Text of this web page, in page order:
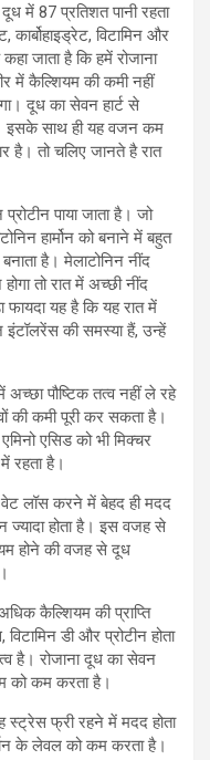
में 87 प्रतिशत पानी रहता
विटामिन और
जाता है कि हमें रोजाना
में कैल्शियम की कमी नहीं
दूध का सेवन हार्ट से
इसके साथ ही यह वजन कम
तो चलिए जानते है रात
पाया जाता है। जो
हार्मोन को बनाने में बहुत
है। मेलाटोनिन नींद
होगा तो रात में अच्छी नींद
यह है कि यह रात में
इंटॉलरेंस की समस्या हैं, उन्हें
पौष्टिक तत्व नहीं ले रहे
की कमी पूरी कर सकता है।
एसिड को भी मिक्चर
रहता है।
लॉस करने में बेहद ही मदद
ज्यादा होता है। इस वजह से
होने की वजह से दूध
कैल्शियम की प्राप्ति
डी और प्रोटीन होता
है। रोजाना दूध का सेवन
को कम करता है।
स्ट्रेस फ्री रहने में मदद होता
के लेवल को कम करता है।